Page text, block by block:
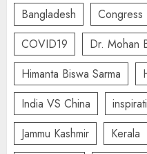
Bangladesh
Congress
COVID19
Dr. Mohan
Himanta Biswa Sarma
India VS China
Jammu Kashmir
Kerala